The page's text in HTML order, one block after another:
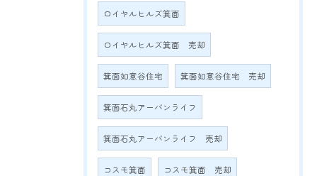
ロイヤルヒルズ箕面
ロイヤルヒルズ箕面 売却
箕面如意谷住宅 箕面如意谷住宅 売却
箕面石丸アーバンライフ
箕面石丸アーバンライフ 売却
コスモ箕面 コスモ箕面 売却